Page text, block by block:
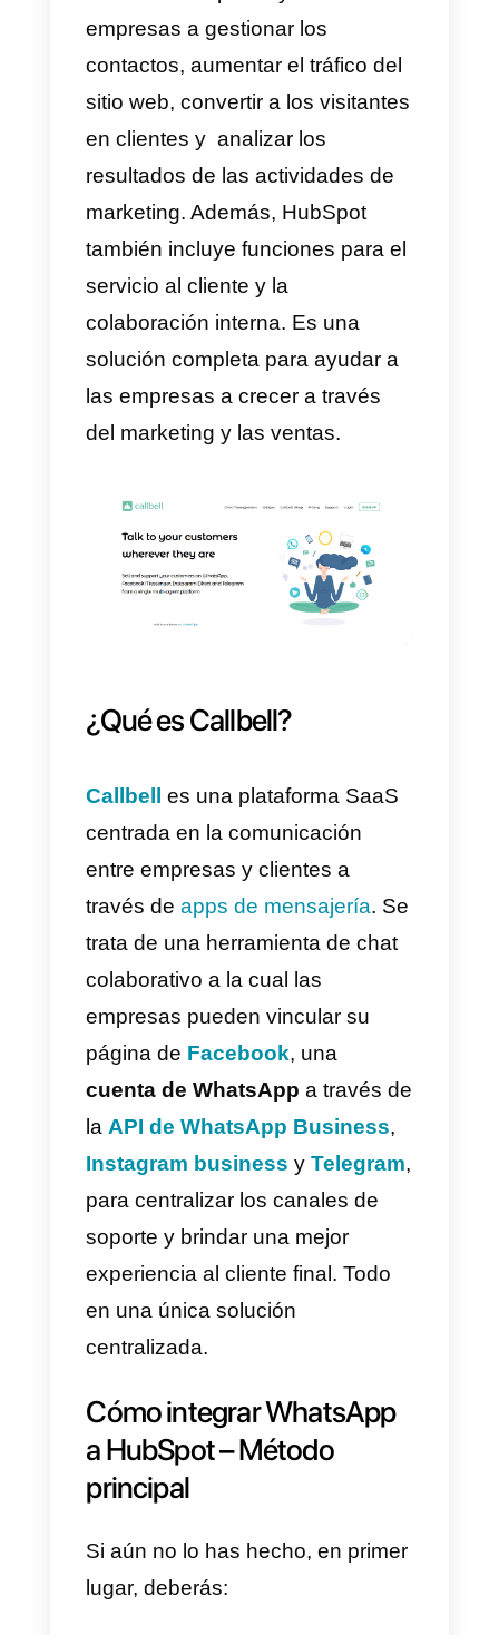
¿Qué es HubSpot?
HubSpotes un software SaaS
utilizado principalmente para la
gestión de la relación con los
clientes ( CRM) y el marketing. El
mismo ofrece una serie de
herramientas para ayudar a las
contactos, aumentar el tráfico del
sitio web, convertir a los
en clientes y analizar los
también incluye funciones para el
colaboración interna. Es una
solución completa para ayudar a
las empresas a crecer a través
del marketing y las ventas.
¿Qué es Callbell?
Callbelles una plataforma SaaS
centrada en la comunicación
entre empresas y clientes a
trata de una herramienta de chat